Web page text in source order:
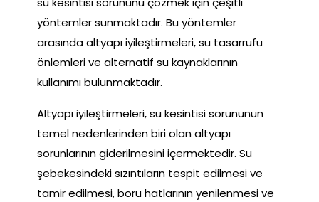
yöntemler sunmaktadır. Bu yöntemler
arasında altyapı iyileştirmeleri, su tasarrufu
önlemleri ve alternatif su kaynaklarının
kullanımı bulunmaktadır.
Altyapı iyileştirmeleri, su kesintisi sorununun
temel nedenlerinden biri olan altyapı
sorunlarının giderilmesini içermektedir. Su
şebekesindeki sızıntıların tespit edilmesi ve
tamir edilmesi, boru hatlarının yenilenmesi ve